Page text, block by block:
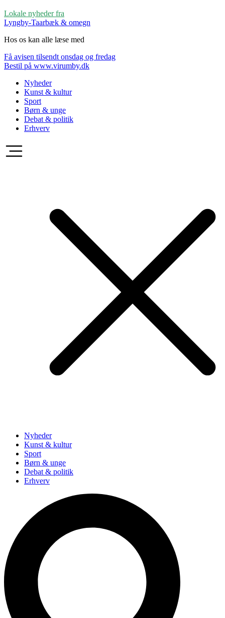
Lokale nyheder fra
Lyngby-Taarbæk & omegn
Hos os kan alle læse med
Få avisen tilsendt onsdag og fredag
Bestil på www.virumby.dk
Nyheder
Kunst & kultur
Sport
Børn & unge
Debat & politik
Erhverv
Nyheder
Kunst & kultur
Sport
Børn & unge
Debat & politik
Erhverv